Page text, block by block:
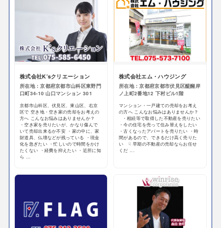
株式会社K’sクリエーション
所在地：京都府京都市山科区東野門
口町34-10 山口マンション 301
京都市山科区、伏見区、東山区、右京
区で 空き地・空き家の売却をお考えの
方へ こんなお悩みはありませんか？
・空き家を売りたいが、かなり傷んで
いて売却出来るか不安 ・家の中に、家
財道具、仏壇などが残っている ・現金
化を急ぎたい ・忙しいので時間をかけ
たくない ・経費を抑えたい ・近所に知
ら ...
株式会社エム・ハウジング
所在地：京都府京都市伏見区醍醐岸
ノ上町2番地12 下村ビル1階
マンション・一戸建ての売却をお考え
の方へ こんなお悩みはありませんか？
・相続等で取得した不動産を売りたい
・今の住宅を売って住み替えをしたい
・古くなったアパートを売りたい ・時
間があるので、できるだけ高く売りた
い ☟ 早期の不動産の売却ならお任せ
くだ ...